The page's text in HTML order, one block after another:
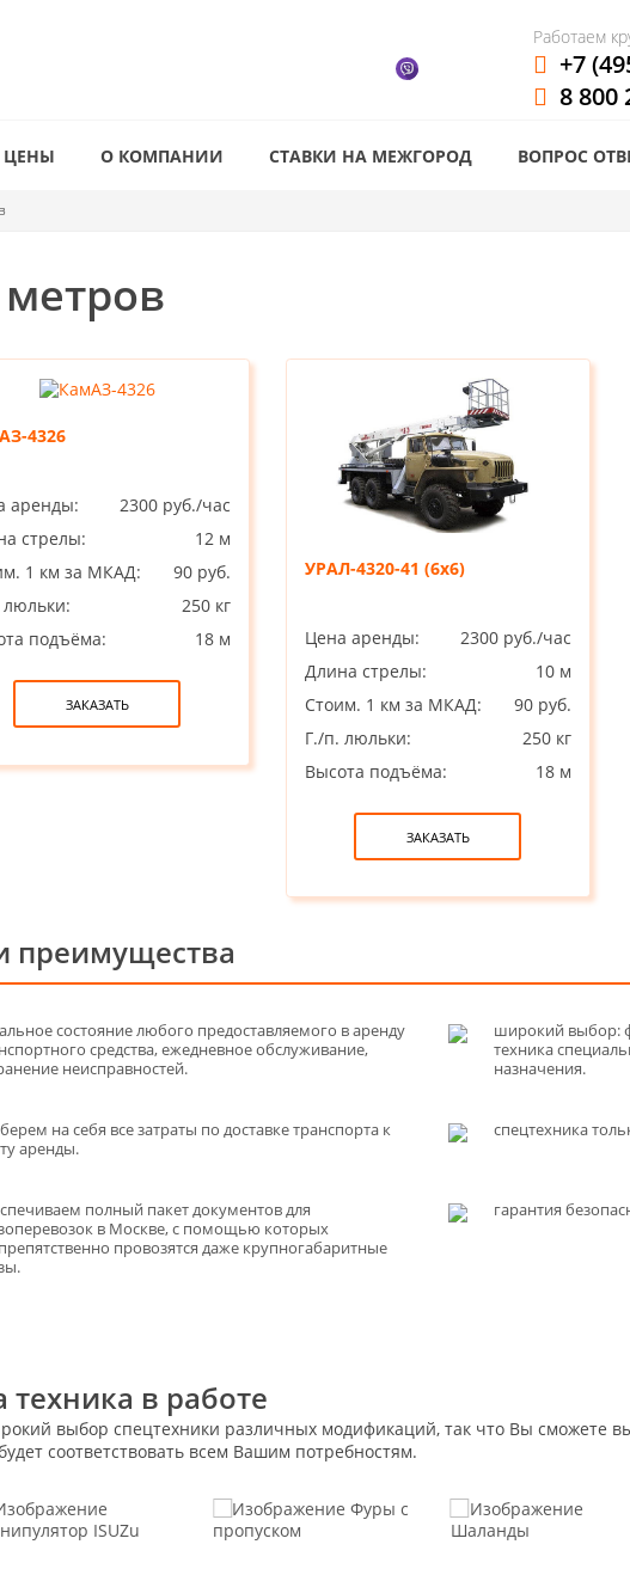
Работаем
+7
8 800
ЦЕНЫ О КОМПАНИИ СТАВКИ НА МЕЖГОРОД ВОПРОС
4326
аренды:
2300 руб./час
стрелы:
12 м
1 км за МКАД:
90 руб.
люльки:
250 кг
подъёма:
18 м
ЗАКАЗАТЬ
УРАЛ-4320-41 (6х6)
Цена аренды:
2300 руб./час
Длина стрелы:
10 м
Стоим. 1 км за МКАД:
90 руб.
Г./п. люльки:
250 кг
Высота подъёма:
18 м
ЗАКАЗАТЬ
преимущества
состояние любого предоставляемого в аренду
средства, ежедневное обслуживание,
неисправностей.
широкий выбор:
техника
назначения.
на себя все затраты по доставке транспорта к
аренды.
спецтехника
полный пакет документов для
в Москве, с помощью которых
провозятся даже крупногабаритные
гарантия
в работе
выбор спецтехники различных модификаций, так что Вы сможете
соответствовать всем Вашим потребностям.